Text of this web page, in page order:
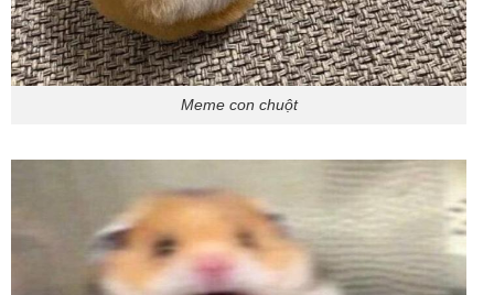
Meme con chuột